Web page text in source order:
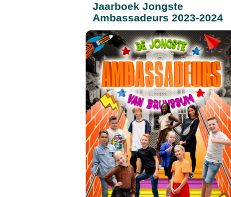
Jaarboek Jongste
Ambassadeurs 2023-2024